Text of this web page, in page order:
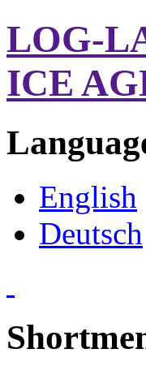
LOG-
ICE
English
Deutsch